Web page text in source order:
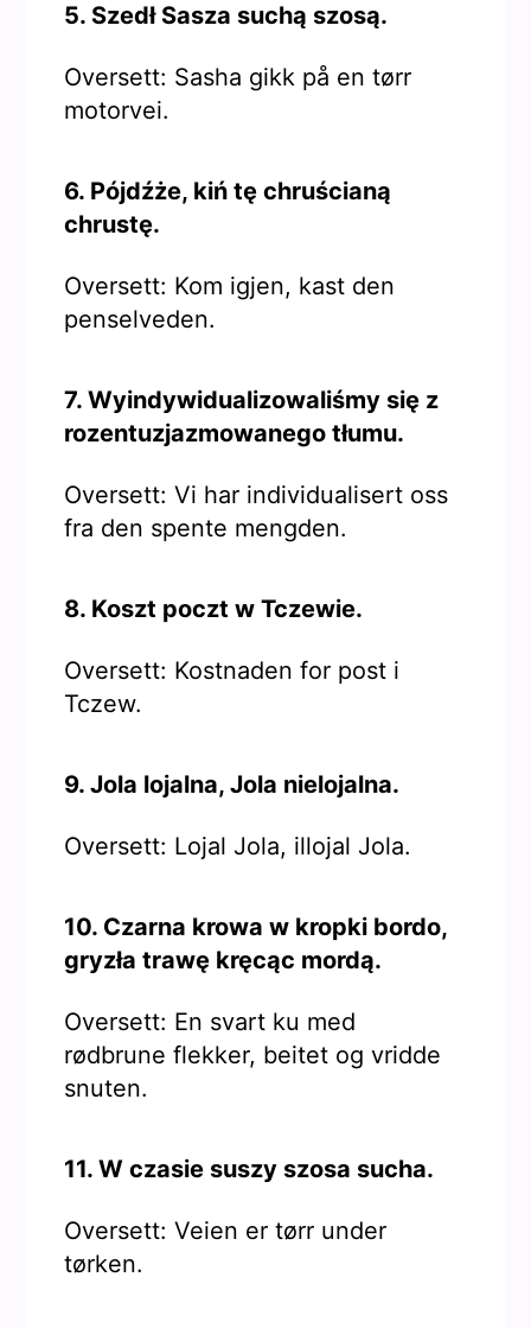
5. Szedł Sasza suchą szosą.
Oversett: Sasha gikk på en tørr
motorvei.
6. Pójdźże, kiń tę chruścianą
chrustę.
Oversett: Kom igjen, kast den
penselveden.
7. Wyindywidualizowaliśmy się z
rozentuzjazmowanego tłumu.
Oversett: Vi har individualisert oss
fra den spente mengden.
8. Koszt poczt w Tczewie.
Oversett: Kostnaden for post i
Tczew.
9. Jola lojalna, Jola nielojalna.
Oversett: Lojal Jola, illojal Jola.
10. Czarna krowa w kropki bordo,
gryzła trawę kręcąc mordą.
Oversett: En svart ku med
rødbrune flekker, beitet og vridde
snuten.
11. W czasie suszy szosa sucha.
Oversett: Veien er tørr under
tørken.